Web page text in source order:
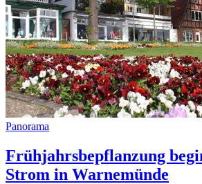
Panorama
Frühjahrsbepflanzung
Strom in Warnemünde